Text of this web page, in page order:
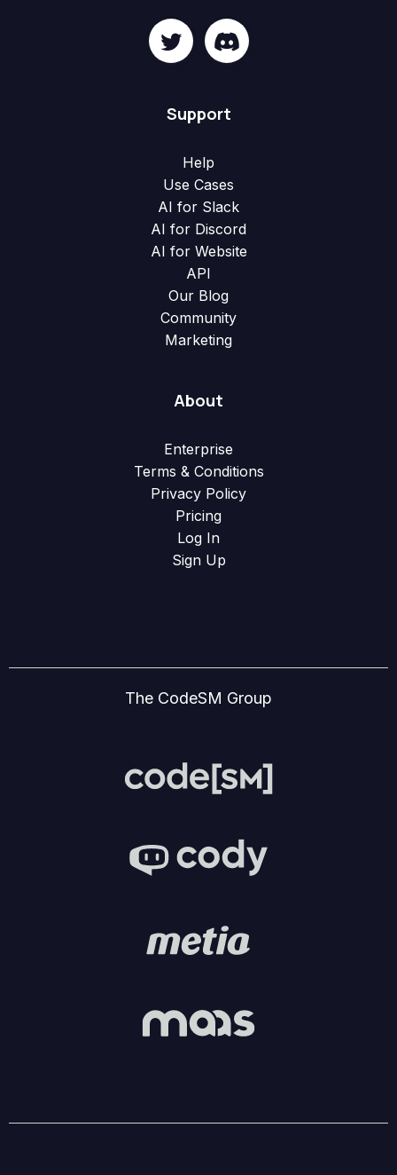
Support
Help
Use Cases
AI for Slack
AI for Discord
AI for Website
API
Our Blog
Community
Marketing
About
Enterprise
Terms & Conditions
Privacy Policy
Pricing
Log In
Sign Up
The CodeSM Group